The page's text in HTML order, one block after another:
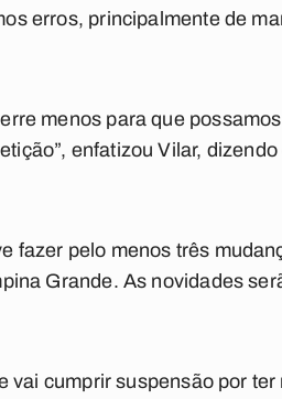
erros, principalmente de
menos para que
enfatizou Vilar,
fazer pelo menos três
Grande. As novidades
vai cumprir suspensão por